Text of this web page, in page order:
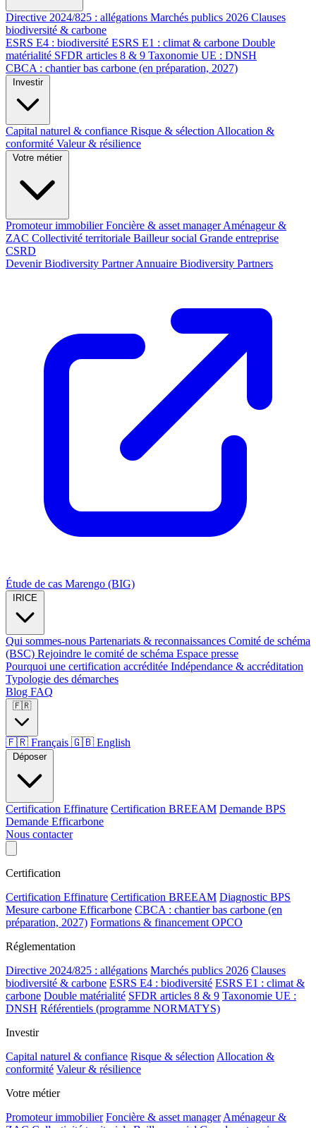
Directive 2024/825 : allégations Marchés publics 2026 Clauses
biodiversité & carbone
ESRS E4 : biodiversité ESRS E1 : climat & carbone Double
matérialité SFDR articles 8 & 9 Taxonomie UE : DNSH
CBCA : chantier bas carbone (en préparation, 2027)
Investir
Capital naturel & confiance Risque & sélection Allocation &
conformité Valeur & résilience
Votre métier
Promoteur immobilierFoncière & asset managerAménageur &
ZAC Collectivité territoriale Bailleur social Grande entreprise
CSRD
Devenir Biodiversity PartnerAnnuaire Biodiversity Partners
Étude de cas Marengo (BIG)
IRICE
Qui sommes-nous Partenariats & reconnaissances Comité de schéma
(BSC) Rejoindre le comité de schéma Espace presse
Pourquoi une certification accréditée Indépendance & accréditation
Typologie des démarches
Blog FAQ
🇫🇷
🇫🇷 Français 🇬🇧 English
Déposer
Certification Effinature Certification BREEAM Demande BPS
Demande Efficarbone
Nous contacter
Certification
Certification Effinature Certification BREEAM Diagnostic BPS
Mesure carbone Efficarbone CBCA : chantier bas carbone (en
préparation, 2027) Formations & financement OPCO
Réglementation
Directive 2024/825 : allégations Marchés publics 2026 Clauses
biodiversité & carbone ESRS E4 : biodiversité ESRS E1 : climat &
carbone Double matérialité SFDR articles 8 & 9 Taxonomie UE :
DNSH Référentiels (programme NORMATYS)
Investir
Capital naturel & confiance Risque & sélection Allocation &
conformité Valeur & résilience
Votre métier
Promoteur immobilier Foncière & asset manager Aménageur &